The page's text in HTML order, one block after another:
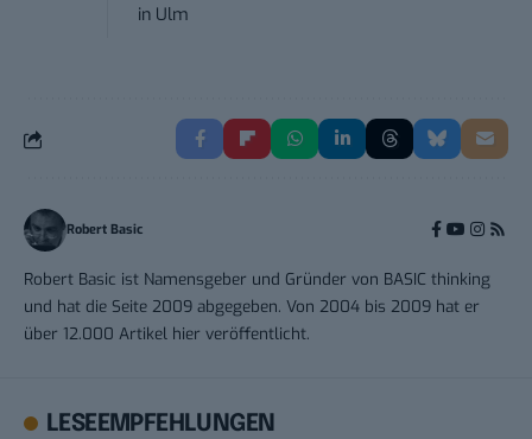
in Ulm
Robert Basic
Robert Basic ist Namensgeber und Gründer von BASIC thinking
und hat die Seite 2009 abgegeben. Von 2004 bis 2009 hat er
über 12.000 Artikel hier veröffentlicht.
LESEEMPFEHLUNGEN